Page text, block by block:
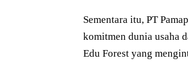
Sementara itu, PT
komitmen dunia usaha
Edu Forest yang